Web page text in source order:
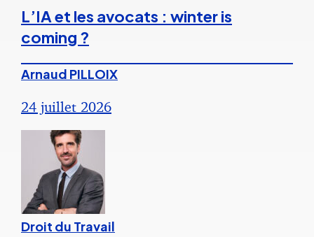
L’IA et les avocats : winter is
coming ?
Arnaud PILLOIX
24 juillet 2026
Droit du Travail